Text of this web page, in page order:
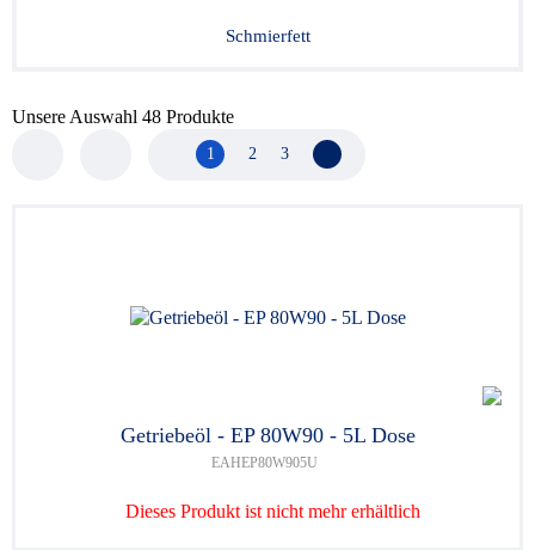
Schmierfett
Unsere Auswahl 48 Produkte
1 2 3 Nächste Seite
Getriebeöl - EP 80W90 - 5L Dose
EAHEP80W905U
Dieses Produkt ist nicht mehr erhältlich